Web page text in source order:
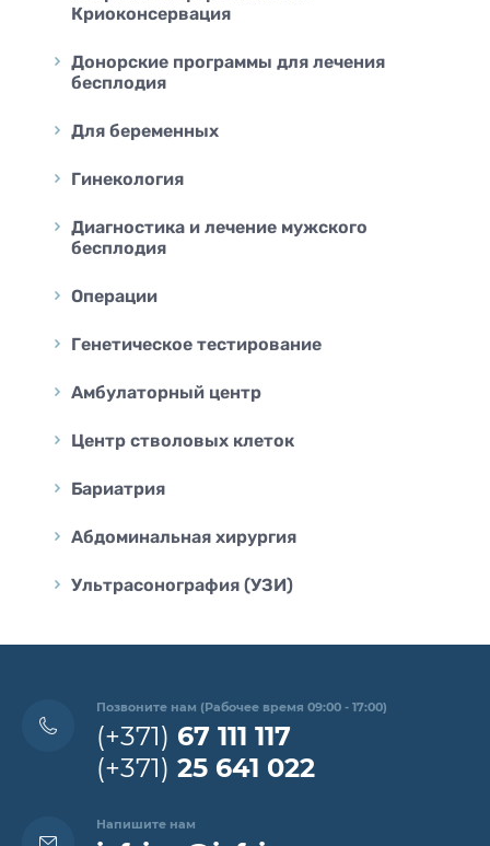
Криоконсервация
Донорские программы для лечения
бесплодия
Для беременных
Гинекология
Диагностика и лечение мужского
бесплодия
Операции
Генетическое тестирование
Амбулаторный центр
Центр стволовых клеток
Бариатрия
Абдоминальная хирургия
Ультрасонография (УЗИ)
Позвоните нам (Рабочее время 09:00 - 17:00)
(+371) 67 111 117
(+371) 25 641 022
Напишите нам